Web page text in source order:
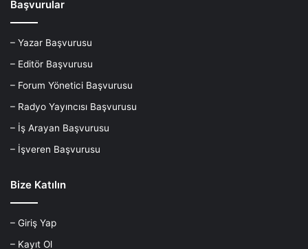
Başvurular
– Yazar Başvurusu
– Editör Başvurusu
– Forum Yönetici Başvurusu
– Radyo Yayıncısı Başvurusu
– İş Arayan Başvurusu
– İşveren Başvurusu
Bize Katılın
– Giriş Yap
– Kayıt Ol